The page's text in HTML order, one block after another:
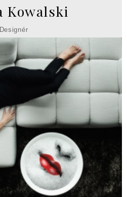
Kowalski
Designér